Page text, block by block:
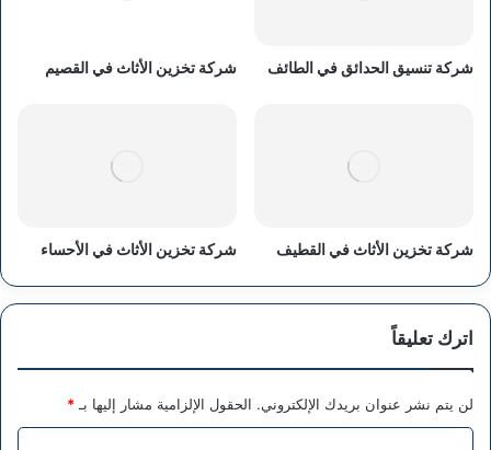
شركة تنسيق الحدائق في الطائف شركة تخزين الأثاث في القصيم
شركة تخزين الأثاث في القطيف شركة تخزين الأثاث في الأحساء
اترك تعليقاً
لن يتم نشر عنوان بريدك الإلكتروني. الحقول الإلزامية مشار إليها بـ *